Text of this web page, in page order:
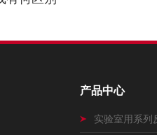
产品中心
实验室用系列